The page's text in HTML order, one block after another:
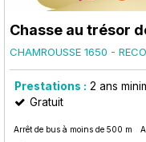
Chasse au trésor
CHAMROUSSE 1650 -
Prestations : 2 ans
Gratuit
Arrêt de bus à moins de 500 m